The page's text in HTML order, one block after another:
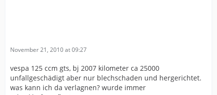
November 21, 2010 at 09:27
vespa 125 ccm gts, bj 2007 kilometer ca 25000
unfallgeschädigt aber nur blechschaden und hergerichtet.
was kann ich da verlagnen? wurde immer